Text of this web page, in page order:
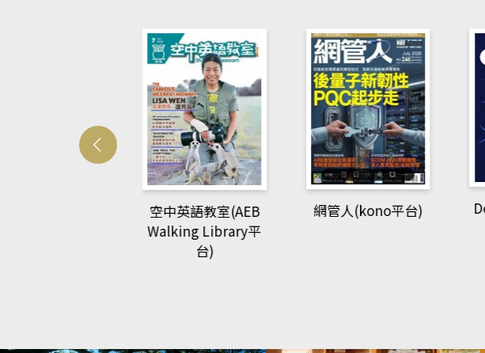
網管人(kono平台) Developmetal cell